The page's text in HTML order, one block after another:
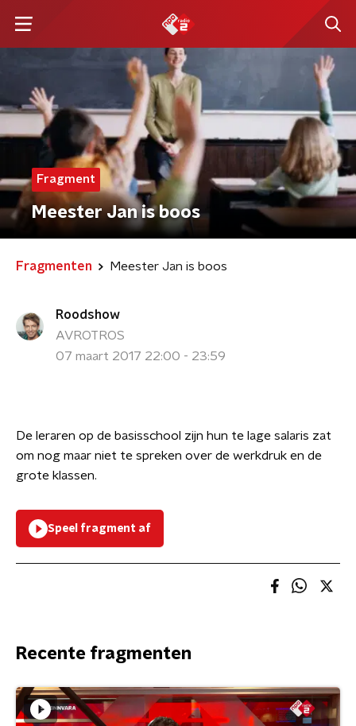
Fragment
Meester Jan is boos
Fragmenten Meester Jan is boos
Roodshow
AVROTROS
07 maart 2017 22:00 - 23:59
De leraren op de basisschool zijn hun te lage salaris zat
om nog maar niet te spreken over de werkdruk en de
grote klassen.
Speel fragment af
Recente fragmenten